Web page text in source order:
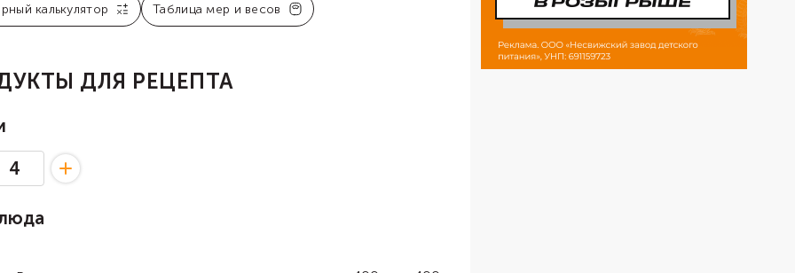
калькулятор Таблица мер и весов
ДЛЯ РЕЦЕПТА